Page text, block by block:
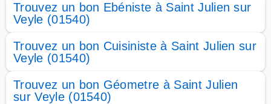
Trouvez un bon Ebéniste à Saint Julien sur
Veyle (01540)
Trouvez un bon Cuisiniste à Saint Julien sur
Veyle (01540)
Trouvez un bon Géometre à Saint Julien
sur Veyle (01540)